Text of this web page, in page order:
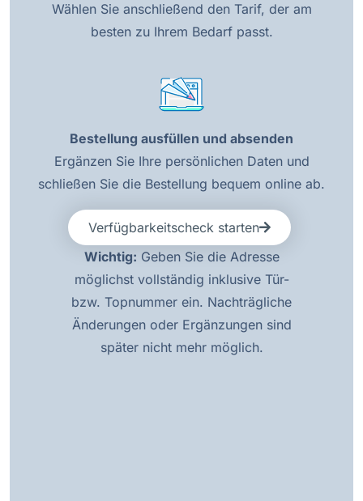
Wählen Sie anschließend den Tarif, der am
besten zu Ihrem Bedarf passt.
Bestellung ausfüllen und absenden
Ergänzen Sie Ihre persönlichen Daten und
schließen Sie die Bestellung bequem online ab.
Verfügbarkeitscheck starten
Wichtig: Geben Sie die Adresse
möglichst vollständig inklusive Tür-
bzw. Topnummer ein. Nachträgliche
Änderungen oder Ergänzungen sind
später nicht mehr möglich.